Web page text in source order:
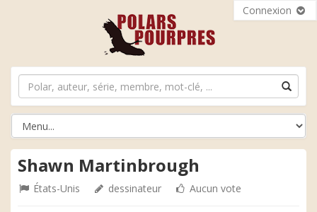
Connexion
Shawn Martinbrough
États-Unis dessinateur Aucun vote